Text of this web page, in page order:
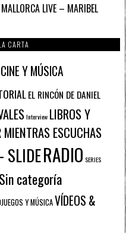
LIVE – MARIBEL
CARTA
CINE Y MÚSICA
EL RINCÓN DE DANIEL
Interview LIBROS Y
MIENTRAS ESCUCHAS
SLIDERADIO SERIES
Sin categoría
Y MÚSICAVÍDEOS &